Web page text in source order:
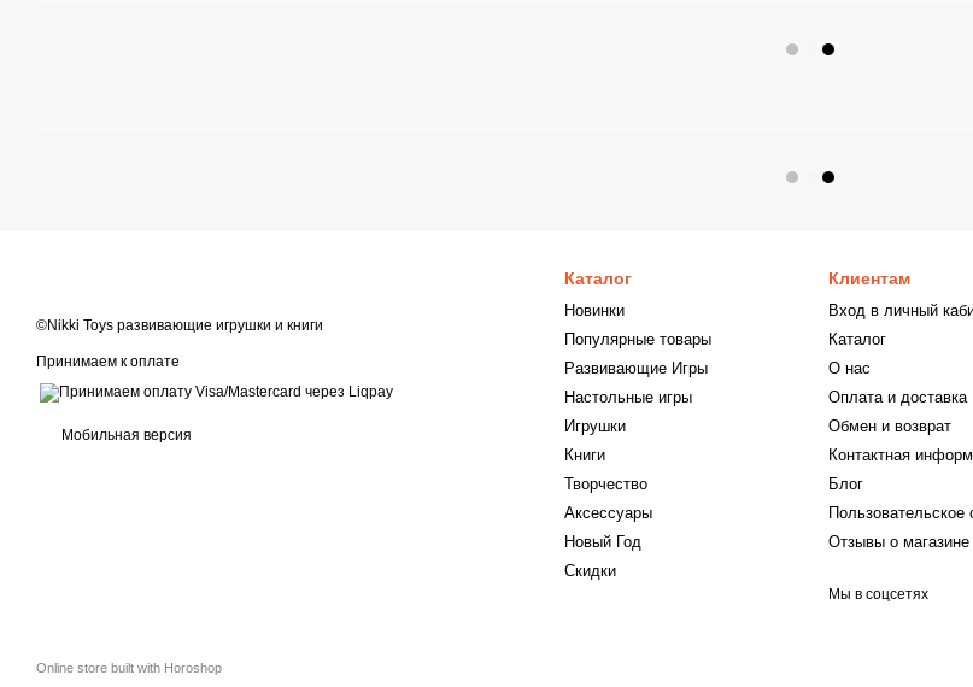
©Nikki Toys развивающие игрушки и книги
Принимаем к оплате
Мобильная версия
Online store built with Horoshop
Каталог
Новинки
Популярные товары
Развивающие Игры
Настольные игры
Игрушки
Книги
Творчество
Аксессуары
Новый Год
Скидки
Клиентам
Вход в личный
Каталог
О нас
Оплата и доставка
Обмен и возврат
Контактная
Блог
Пользовательское
Отзывы о магазине
Мы в соцсетях